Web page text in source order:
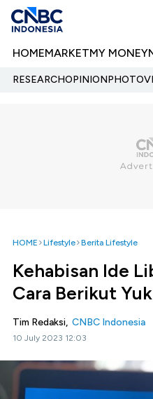
HOMEMARKETMY MONEY
RESEARCHOPINIONPHOTO
HOME Lifestyle Berita Lifestyle
Kehabisan Ide
Cara Berikut
Tim Redaksi, CNBC Indonesia
10 July 2023 12:03